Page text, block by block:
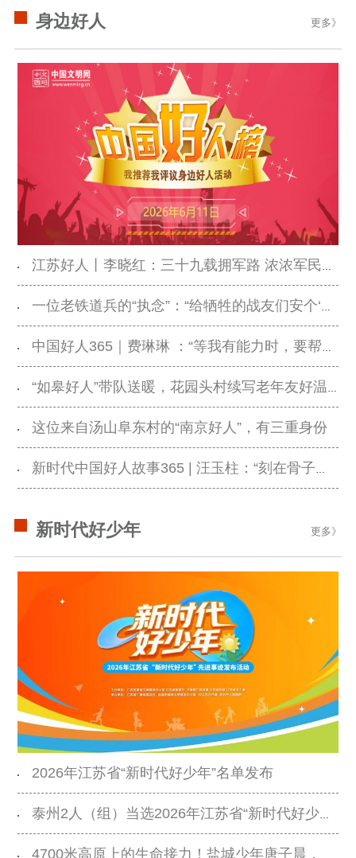
身边好人 更多》
江苏好人丨李晓红：三十九载拥军路 浓浓军民鱼水情
一位老铁道兵的“执念”：“给牺牲的战友们安个‘家’”
中国好人365｜费琳琳 ：“等我有能力时，要帮一帮和父母一样的人”
“如皋好人”带队送暖，花园头村续写老年友好温情篇章
这位来自汤山阜东村的“南京好人”，有三重身份
新时代中国好人故事365 | 汪玉柱：“刻在骨子里的责任感”
新时代好少年 更多》
2026年江苏省“新时代好少年”名单发布
泰州2人（组）当选2026年江苏省“新时代好少年”！